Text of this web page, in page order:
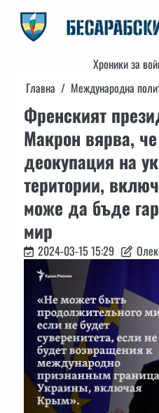
content
Хроники за
Главна
Международна
Френският
Макрон вярва,
деокупация на
територии,
може да бъде
мир
2024-03-15 15:29